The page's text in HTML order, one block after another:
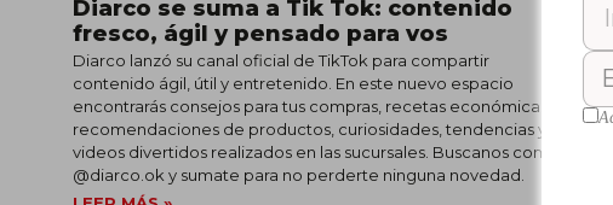
Diarco se suma a Tik Tok: contenido
fresco, ágil y pensado para vos
Diarco lanzó su canal oficial de TikTok para compartir
contenido ágil, útil y entretenido. En este nuevo espacio
encontrarás consejos para tus compras, recetas económicas,
recomendaciones de productos, curiosidades, tendencias y
videos divertidos realizados en las sucursales. Buscanos como
@diarco.ok y sumate para no perderte ninguna novedad.